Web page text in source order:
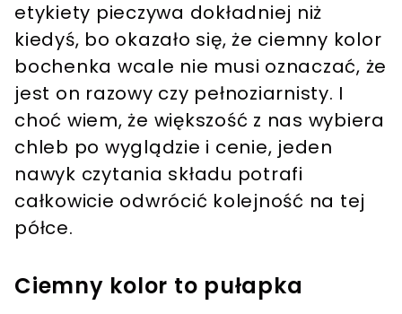
etykiety pieczywa dokładniej niż
kiedyś, bo okazało się, że ciemny kolor
bochenka wcale nie musi oznaczać, że
jest on razowy czy pełnoziarnisty. I
choć wiem, że większość z nas wybiera
chleb po wyglądzie i cenie, jeden
nawyk czytania składu potrafi
całkowicie odwrócić kolejność na tej
półce.
Ciemny kolor to pułapka